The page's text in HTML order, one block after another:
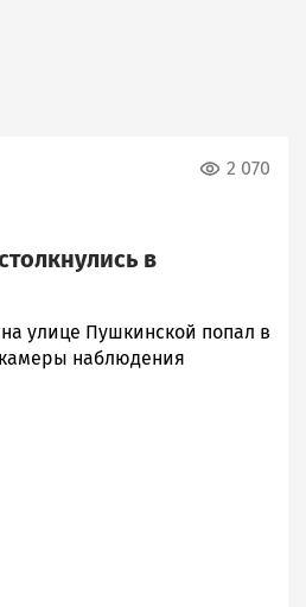
2 070
в
улице Пушкинской попал в
наблюдения